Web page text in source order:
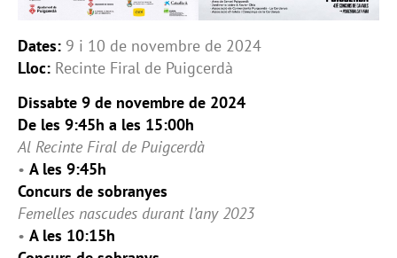
Dates: 9 i 10 de novembre de 2024
Lloc: Recinte Firal de Puigcerdà
Dissabte 9 de novembre de 2024
De les 9:45h a les 15:00h
Al Recinte Firal de Puigcerdà
• A les 9:45h
Concurs de sobranyes
Femelles nascudes durant l’any 2023
• A les 10:15h